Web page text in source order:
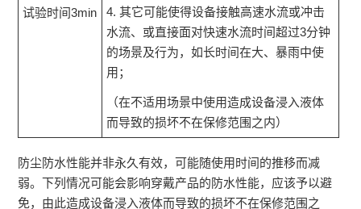
试验时间3min
4. 其它可能使得设备接触高速水流或冲击
水流、或直接面对快速水流时间超过3分钟
的场景及行为，如长时间在大、暴雨中使
用；
（在不适用场景中使用造成设备浸入液体
而导致的损坏不在保修范围之内）
防尘防水性能并非永久有效，可能随使用时间的推移而减
弱。下列情况可能会影响穿戴产品的防水性能，应该予以避
免，由此造成设备浸入液体而导致的损坏不在保修范围之